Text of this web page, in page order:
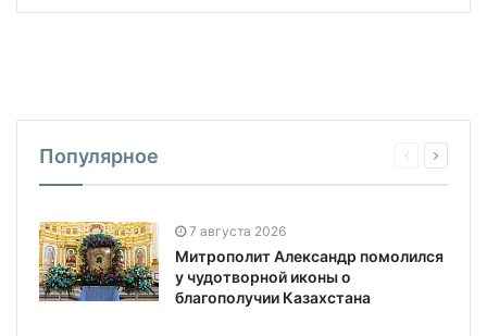
Популярное
7 августа 2026
Митрополит Александр помолился
у чудотворной иконы о
благополучии Казахстана